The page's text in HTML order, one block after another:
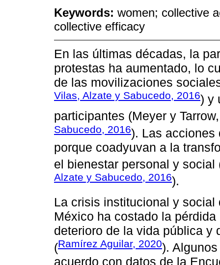
Keywords: women; collective
collective efficacy
En las últimas décadas, la
protestas ha aumentado, lo
de las movilizaciones
Vilas, Alzate y Sabucedo, 2016) y
participantes (Meyer y
Sabucedo, 2016). Las acciones
porque coadyuvan a la
el bienestar personal y
Alzate y Sabucedo, 2016).
La crisis institucional y
México ha costado la
deterioro de la vida pública y
(Ramírez Aguilar, 2020).
acuerdo con datos de la